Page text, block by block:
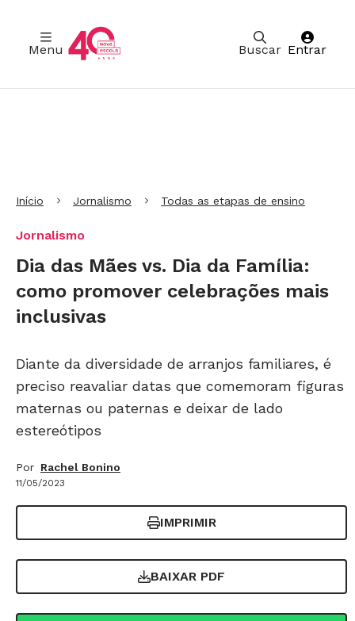
Buscar
Menu Entrar
Início Jornalismo Todas as etapas de ensino
Jornalismo
Dia das Mães vs. Dia da Família:
como promover celebrações mais
inclusivas
Diante da diversidade de arranjos familiares, é
preciso reavaliar datas que comemoram figuras
maternas ou paternas e deixar de lado
estereótipos
Por Rachel Bonino
11/05/2023
IMPRIMIR
BAIXAR PDF